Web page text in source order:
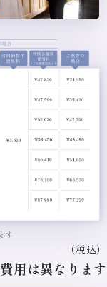
す
（税込）
用は異なります